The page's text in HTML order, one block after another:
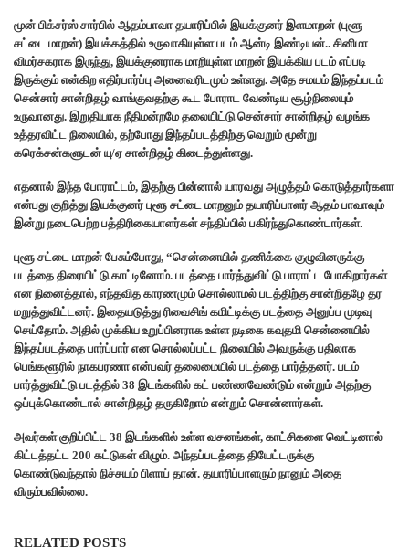
மூன் பிக்சர்ஸ் சார்பில் ஆதம்பாவா தயாரிப்பில் இயக்குனர் இளமாறன் (புளூ
சட்டை மாறன்) இயக்கத்தில் உருவாகியுள்ள படம் ஆன்டி இண்டியன்.. சினிமா
விமர்சகராக இருந்து, இயக்குனராக மாறியுள்ள மாறன் இயக்கிய படம் எப்படி
இருக்கும் என்கிற எதிர்பார்ப்பு அனைவரிடமும் உள்ளது. அதே சமயம் இந்தப்படம்
சென்சார் சான்றிதழ் வாங்குவதற்கு கூட போராட வேண்டிய சூழ்நிலையும்
உருவானது. இறுதியாக நீதிமன்றமே தலையிட்டு சென்சார் சான்றிதழ் வழங்க
உத்தரவிட்ட நிலையில், தற்போது இந்தப்படத்திற்கு வெறும் மூன்று
கரெக்சன்களுடன் யு/ஏ சான்றிதழ் கிடைத்துள்ளது.
எதனால் இந்த போராட்டம், இதற்கு பின்னால் யாரவது அழுத்தம் கொடுத்தார்களா
என்பது குறித்து இயக்குனர் புளூ சட்டை மாறனும் தயாரிப்பாளர் ஆதம் பாவாவும்
இன்று நடைபெற்ற பத்திரிகையாளர்கள் சந்திப்பில் பகிர்ந்துகொண்டார்கள்.
புளூ சட்டை மாறன் பேசும்போது, “சென்னையில் தணிக்கை குழுவினருக்கு
படத்தை திரையிட்டு காட்டினோம். படத்தை பார்த்துவிட்டு பாராட்ட போகிறார்கள்
என நினைத்தால், எந்தவித காரணமும் சொல்லாமல் படத்திற்கு சான்றிதழே தர
மறுத்துவிட்டனர். இதையடுத்து ரிவைசிங் கமிட்டிக்கு படத்தை அனுப்ப முடிவு
செய்தோம். அதில் முக்கிய உறுப்பினராக உள்ள நடிகை கவுதமி சென்னையில்
இந்தப்படத்தை பார்ப்பார் என சொல்லப்பட்ட நிலையில் அவருக்கு பதிலாக
பெங்களூரில் நாகபரணா என்பவர் தலைமையில் படத்தை பார்த்தனர். படம்
பார்த்துவிட்டு படத்தில் 38 இடங்களில் கட் பண்ணவேண்டும் என்றும் அதற்கு
ஒப்புக்கொண்டால் சான்றிதழ் தருகிறோம் என்றும் சொன்னார்கள்.
அவர்கள் குறிப்பிட்ட 38 இடங்களில் உள்ள வசனங்கள், காட்சிகளை வெட்டினால்
கிட்டத்தட்ட 200 கட்டுகள் விழும். அந்தப்படத்தை தியேட்டருக்கு
கொண்டுவந்தால் நிச்சயம் பிளாப் தான். தயாரிப்பாளரும் நானும் அதை
விரும்பவில்லை.
RELATED POSTS